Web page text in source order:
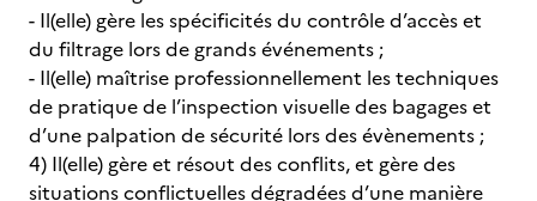
- Il(elle) gère les spécificités du contrôle d’accès et
du filtrage lors de grands événements ;
- Il(elle) maîtrise professionnellement les techniques
de pratique de l’inspection visuelle des bagages et
d’une palpation de sécurité lors des évènements ;
4) Il(elle) gère et résout des conflits, et gère des
situations conflictuelles dégradées d’une manière